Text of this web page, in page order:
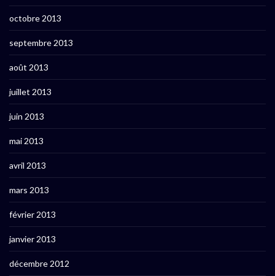
octobre 2013
septembre 2013
août 2013
juillet 2013
juin 2013
mai 2013
avril 2013
mars 2013
février 2013
janvier 2013
décembre 2012